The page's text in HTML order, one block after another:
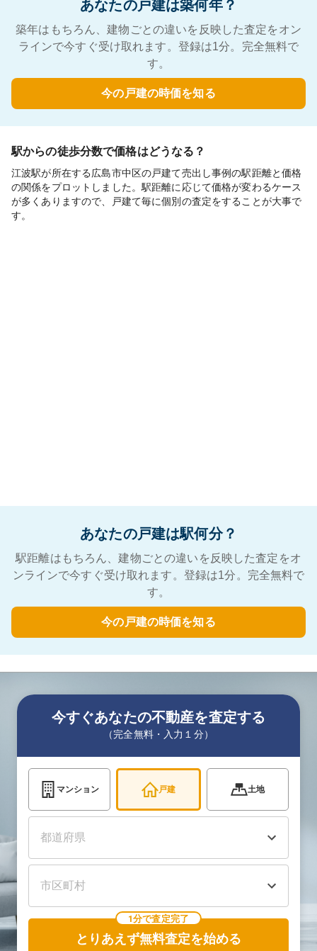
あなたの戸建は築何年？
築年はもちろん、建物ごとの違いを反映した査定をオン
ラインで今すぐ受け取れます。登録は1分。完全無料で
す。
今の戸建の時価を知る
駅からの徒歩分数で価格はどうなる？
江波駅が所在する広島市中区の戸建て売出し事例の駅距離と価格
の関係をプロットしました。駅距離に応じて価格が変わるケース
が多くありますので、戸建て毎に個別の査定をすることが大事で
す。
あなたの戸建は駅何分？
駅距離はもちろん、建物ごとの違いを反映した査定をオ
ンラインで今すぐ受け取れます。登録は1分。完全無料で
す。
今の戸建の時価を知る
今すぐあなたの不動産を査定する
（完全無料・入力１分）
マンション 戸建 土地
1分で査定完了
とりあえず無料査定を始める